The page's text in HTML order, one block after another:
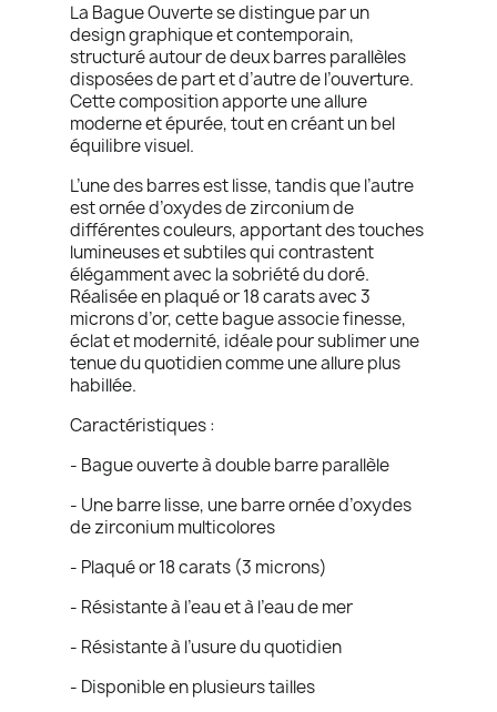
La Bague Ouverte se distingue par un
design graphique et contemporain,
structuré autour de deux barres parallèles
disposées de part et d’autre de l’ouverture.
Cette composition apporte une allure
moderne et épurée, tout en créant un bel
équilibre visuel.
L’une des barres est lisse, tandis que l’autre
est ornée d’oxydes de zirconium de
différentes couleurs, apportant des touches
lumineuses et subtiles qui contrastent
élégamment avec la sobriété du doré.
Réalisée en plaqué or 18 carats avec 3
microns d’or, cette bague associe finesse,
éclat et modernité, idéale pour sublimer une
tenue du quotidien comme une allure plus
habillée.
Caractéristiques :
- Bague ouverte à double barre parallèle
- Une barre lisse, une barre ornée d’oxydes
de zirconium multicolores
- Plaqué or 18 carats (3 microns)
- Résistante à l’eau et à l’eau de mer
- Résistante à l’usure du quotidien
- Disponible en plusieurs tailles